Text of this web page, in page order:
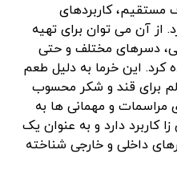
مستقیم، کاربردهای
از آن می توان برای تهیه
دسرهای مختلف و حتی
کرد. این خرما به دلیل طعم
برای قند و شکر محسوب
و مهمانی ها به
کاربرد دارد و به عنوان یک
داخلی و خارجی شناخته